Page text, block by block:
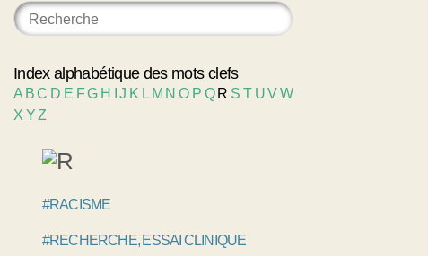
Index alphabétique des mots clefs
A BC D E FG H IJ K L M NO P Q R S T UVW
X YZ
#RACISME
#RECHERCHE, ESSAI CLINIQUE